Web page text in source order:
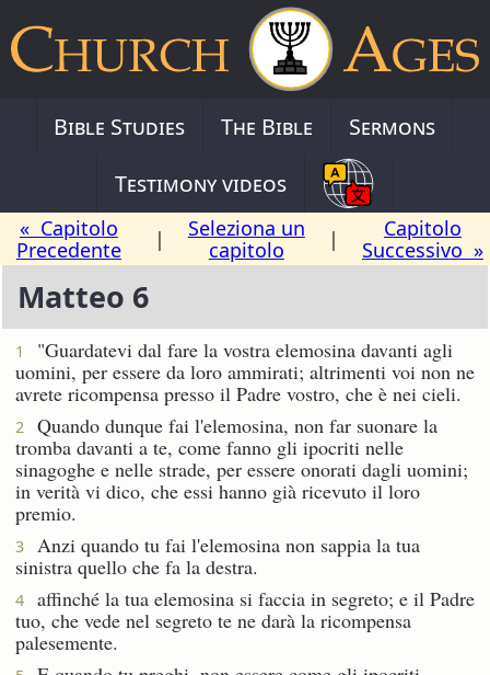
Bible Studies The Bible
Sermons
Testimony videos
« Capitolo
Precedente
|
Seleziona un
capitolo
|
Capitolo
Successivo »
Matteo 6
1
"Guardatevi dal fare la vostra elemosina davanti agli
uomini, per essere da loro ammirati; altrimenti voi non ne
avrete ricompensa presso il Padre vostro, che è nei cieli.
2
Quando dunque fai l'elemosina, non far suonare la
tromba davanti a te, come fanno gli ipocriti nelle
sinagoghe e nelle strade, per essere onorati dagli uomini;
in verità vi dico, che essi hanno già ricevuto il loro
premio.
3
Anzi quando tu fai l'elemosina non sappia la tua
sinistra quello che fa la destra.
4
affinché la tua elemosina si faccia in segreto; e il Padre
tuo, che vede nel segreto te ne darà la ricompensa
palesemente.